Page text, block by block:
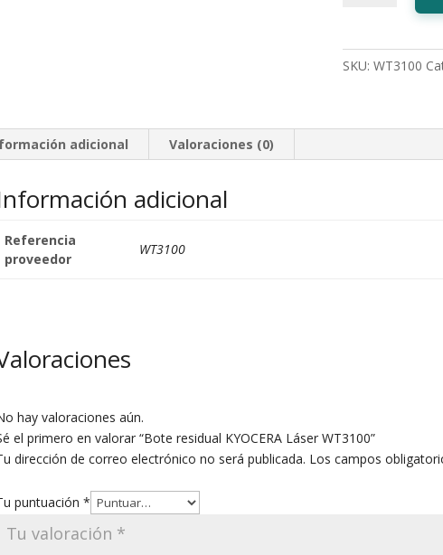
WT3100
cantidad
SKU: WT3100
adicional Valoraciones (0)
adicional
Referencia
proveedor
WT3100
hay valoraciones aún.
el primero en valorar “Bote residual KYOCERA Láser WT3100”
dirección de correo electrónico no será publicada. Los campos
puntuación*